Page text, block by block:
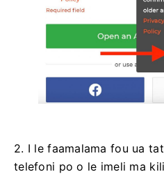
2. I le faamalama fou ua
telefoni po o le imeli ma